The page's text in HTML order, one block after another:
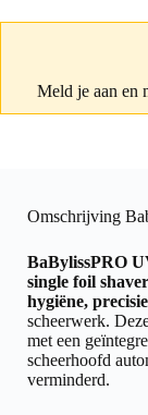
Meld je aan en
Omschrijving
BaBylissPRO
single foil shaver
hygiëne,
scheerwerk.
met een
scheerhoofd
verminderd.